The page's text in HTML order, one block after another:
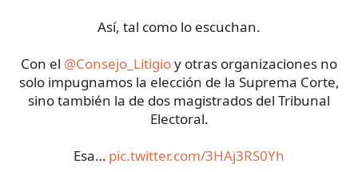
Así, tal como lo escuchan.
Con el @Consejo_Litigioy otras organizaciones no
solo impugnamos la elección de la Suprema Corte,
sino también la de dos magistrados del Tribunal
Electoral.
Esa… pic.twitter.com/3HAj3RS0Yh